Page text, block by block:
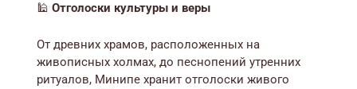
🕌 Отголоски культуры и веры
От древних храмов, расположенных на
живописных холмах, до песнопений утренних
ритуалов, Минипе хранит отголоски живого